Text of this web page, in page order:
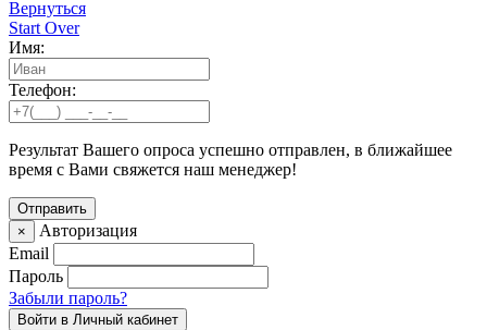
Вернуться
Start Over
Имя:
Телефон:
Результат Вашего опроса успешно отправлен, в ближайшее
время с Вами свяжется наш менеджер!
×
Авторизация
Email
Пароль
Забыли пароль?
Войти в Личный кабинет